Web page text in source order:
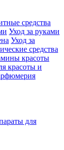
средства
Уход за руками
Уход за
средства
красоты
красоты и
для